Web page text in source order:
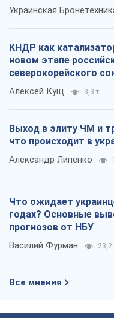
Украинская
КНДР как
новом этапе
северокорейского
Алексей Кущ 3,3 т.
Выход в элиту ЧМ и
что происходит в
Александр Липенко
Что ожидает
годах? Основные
прогнозов от НБУ
Василий Фурман 23,2
Все мнения